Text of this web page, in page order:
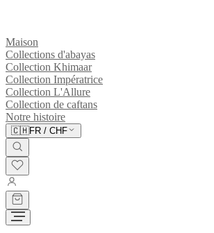
Maison
Collections d'abayas
Collection Khimaar
Collection Impératrice
Collection L'Allure
Collection de caftans
Notre histoire
🇨🇭FR / CHF